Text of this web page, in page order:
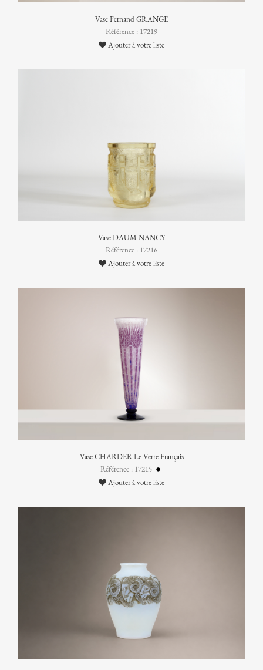
Vase Fernand GRANGE
Référence : 17219
Ajouter à votre liste
Vase DAUM NANCY
Référence : 17216
Ajouter à votre liste
Vase CHARDER Le Verre Français
Référence : 17215
Ajouter à votre liste